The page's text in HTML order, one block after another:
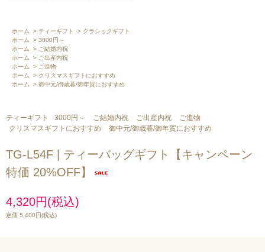
ホーム > ティーギフト > クラシックギフト
ホーム
> 3000円～
ホーム
> ご結婚内祝
ホーム
> ご出産内祝
ホーム
> ご進物
ホーム
> クリスマスギフトにおすすめ
ホーム
> 御中元/御歳暮/御年賀におすすめ
ティーギフト 3000円～ ご結婚内祝 ご出産内祝
ご進物
クリスマスギフトにおすすめ
御中元/御歳暮/御年賀におすすめ
TG-L54F | ティーバッグギフト【キャンペーン
特価 20%OFF】
4,320円(税込)
定価 5,400円(税込)